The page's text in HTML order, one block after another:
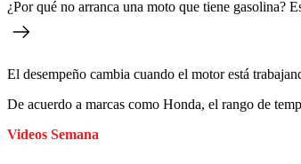
¿Por qué no arranca una moto que tiene gasolina?
El desempeño cambia cuando el motor está
De acuerdo a marcas como Honda, el rango de
Videos Semana